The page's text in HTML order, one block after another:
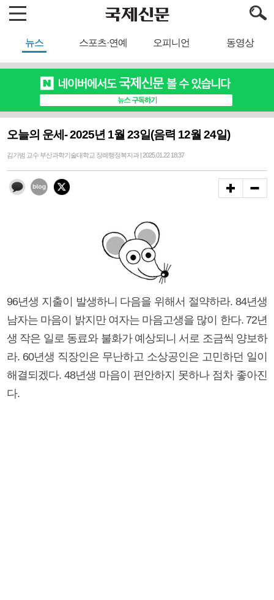
뉴스 스포츠·연예 오피니언 동영상
오늘의 운세- 2025년 1월 23일(음력 12월 24일)
김기범 교수 부산과학기술대학교 장례행정복지과 | 2025.01.22 18:37
96년생 지출이 발생하니 다음을 위해서 절약하라. 84년생
남자는 마음이 밝지만 여자는 마음고생을 많이 한다. 72년
생 작은 일로 동료와 불화가 예상되니 서로 조금씩 양보하
라. 60년생 직장인은 무난하고 소상공인은 고민하던 일이
해결되겠다. 48년생 마음이 편안하지 못하나 점차 좋아진
다.